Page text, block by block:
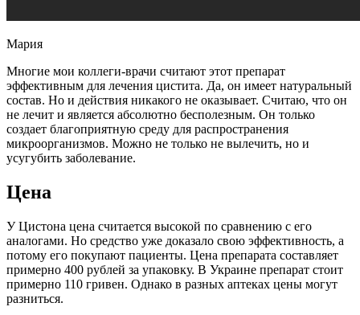
Мария
Многие мои коллеги-врачи считают этот препарат
эффективным для лечения цистита. Да, он имеет натуральный
состав. Но и действия никакого не оказывает. Считаю, что он
не лечит и является абсолютно бесполезным. Он только
создает благоприятную среду для распространения
микроорганизмов. Можно не только не вылечить, но и
усугубить заболевание.
Цена
У Цистона цена считается высокой по сравнению с его
аналогами. Но средство уже доказало свою эффективность, а
потому его покупают пациенты. Цена препарата составляет
примерно 400 рублей за упаковку. В Украине препарат стоит
примерно 110 гривен. Однако в разных аптеках цены могут
разниться.